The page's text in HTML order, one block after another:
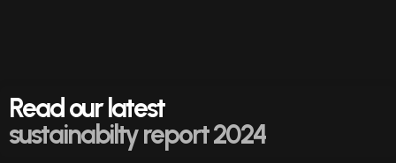
Read our latest
sustainabilty report 2024